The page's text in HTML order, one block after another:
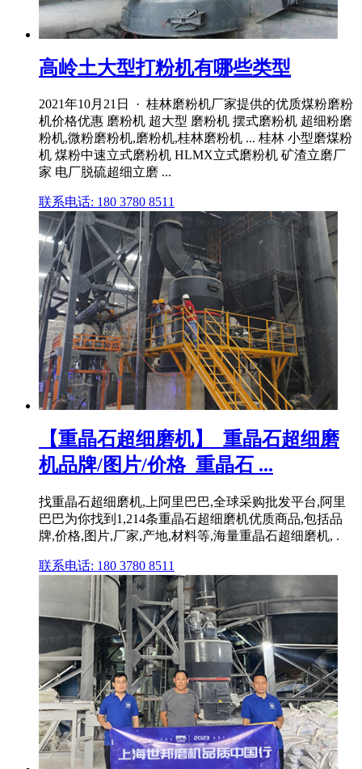
高岭土大型打粉机有哪些类型
2021年10月21日 · 桂林磨粉机厂家提供的优质煤粉磨粉
机价格优惠 磨粉机 超大型 磨粉机 摆式磨粉机 超细粉磨
粉机,微粉磨粉机,磨粉机,桂林磨粉机 ... 桂林 小型磨煤粉
机 煤粉中速立式磨粉机 HLMX立式磨粉机 矿渣立磨厂
家 电厂脱硫超细立磨 ...
联系电话: 180 3780 8511
【重晶石超细磨机】_重晶石超细磨
机品牌/图片/价格_重晶石 ...
找重晶石超细磨机,上阿里巴巴,全球采购批发平台,阿里
巴巴为你找到1,214条重晶石超细磨机优质商品,包括品
牌,价格,图片,厂家,产地,材料等,海量重晶石超细磨机, .
联系电话: 180 3780 8511